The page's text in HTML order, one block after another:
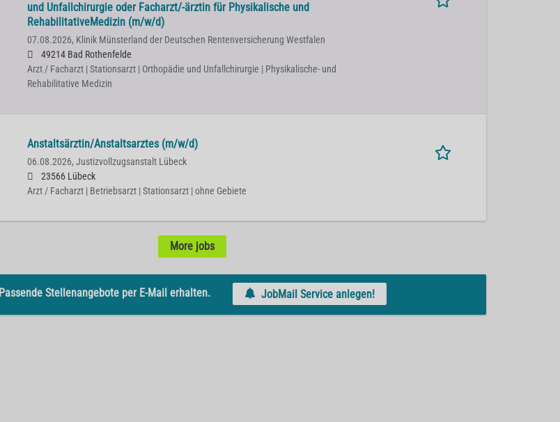
und Unfallchirurgie oder Facharzt/-ärztin für Physikalische und
RehabilitativeMedizin (m/w/d)
07.08.2026, Klinik Münsterland der Deutschen Rentenversicherung Westfalen
49214 Bad Rothenfelde
Arzt / Facharzt | Stationsarzt | Orthopädie und Unfallchirurgie | Physikalische- und
Rehabilitative Medizin
Anstaltsärztin/Anstaltsarztes (m/w/d)
06.08.2026, Justizvollzugsanstalt Lübeck
23566 Lübeck
Arzt / Facharzt | Betriebsarzt | Stationsarzt | ohne Gebiete
More jobs
Passende Stellenangebote per E-Mail erhalten. JobMail Service anlegen!